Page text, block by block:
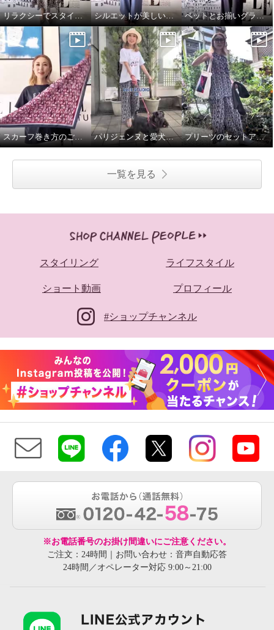
リラクシーでスタイルアップしてくれるワンピース♪ シルエットが美しいブラウス ペットとお揃いグラフィックTシャツ♪
スカーフ巻き方のご紹介です♪ パリジェンヌと愛犬のお散歩スタイル プリーツのセットアップで語学レッスンへ♪
一覧を見る
スタイリング ライフスタイル
ショート動画 プロフィール
#ショップチャンネル
※お電話番号のお掛け間違いにご注意ください。
ご注文：24時間｜お問い合わせ：音声自動応答
24時間／オペレーター対応 9:00～21:00